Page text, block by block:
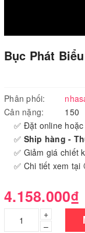
Bục Phát
Phân phối:
Cân nặng:
150
✅ Đặt online hoặc
✅ Ship hàng -
✅ Giảm giá chiết
✅ Chi tiết xem tại
4.158.000₫
+
–